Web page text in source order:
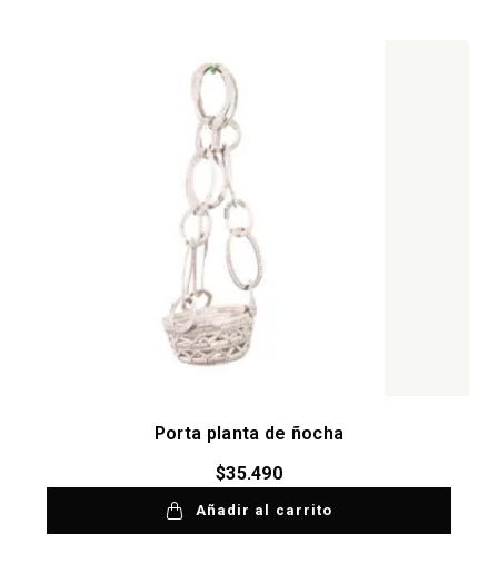
Porta planta de ñocha
$35.490
Añadir al carrito